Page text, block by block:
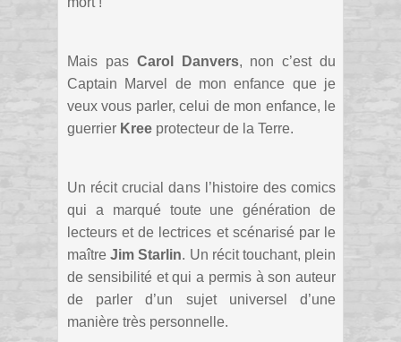
Mais pas Carol Danvers, non c’est du
Captain Marvel de mon enfance que je
veux vous parler, celui de mon enfance, le
guerrier Kree protecteur de la Terre.
Un récit crucial dans l’histoire des comics
qui a marqué toute une génération de
lecteurs et de lectrices et scénarisé par le
maîtreJim Starlin. Un récit touchant, plein
de sensibilité et qui a permis à son auteur
de parler d’un sujet universel d’une
manière très personnelle.